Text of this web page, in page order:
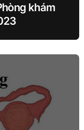
khám